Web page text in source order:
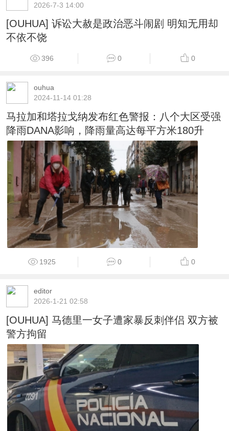
2026-7-3 14:00
[OUHUA] 诉讼大赦是政治恶斗闹剧 明知无用却
不依不饶
396 0 0
ouhua
2024-11-14 01:28
马拉加和塔拉戈纳发布红色警报：八个大区受强
降雨DANA影响，降雨量高达每平方米180升
1925 0 0
editor
2026-1-21 02:58
[OUHUA] 马德里一女子遭家暴反刺伴侣 双方被
警方拘留